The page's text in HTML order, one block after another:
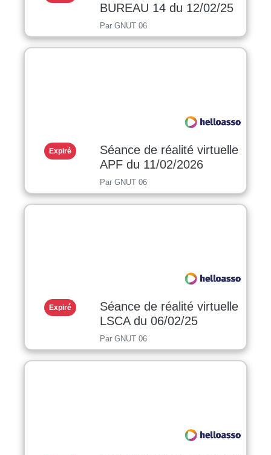
BUREAU 14 du 12/02/25
Par GNUT 06
Expiré
Séance de réalité virtuelle
APF du 11/02/2026
Par GNUT 06
Expiré
Séance de réalité virtuelle
LSCA du 06/02/25
Par GNUT 06